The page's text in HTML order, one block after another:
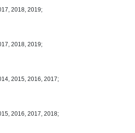
2018, 2019;
2018, 2019;
2015, 2016, 2017;
2016, 2017, 2018;